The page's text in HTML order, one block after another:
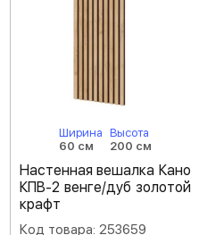
Ширина
60 см
Высота
200 см
Настенная вешалка Кано
КПВ-2 венге/дуб золотой
крафт
Код товара: 253659